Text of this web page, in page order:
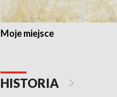
Moje miejsce
HISTORIA